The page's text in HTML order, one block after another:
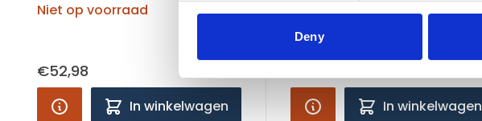
Deny
Niet op voorraad
€52,98
In winkelwagen
Niet op voorraad
In winkelwagen